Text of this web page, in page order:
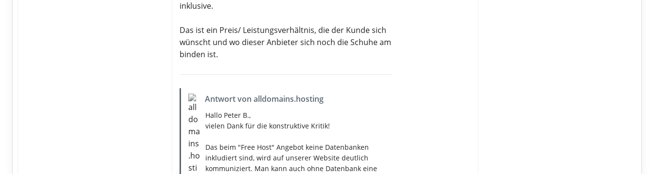
inklusive.
Das ist ein Preis/ Leistungsverhältnis, die der Kunde sich
wünscht und wo dieser Anbieter sich noch die Schuhe am
binden ist.
Antwort von alldomains.hosting
Hallo Peter B.,
vielen Dank für die konstruktive Kritik!
Das beim "Free Host" Angebot keine Datenbanken
inkludiert sind, wird auf unserer Website deutlich
kommuniziert. Man kann auch ohne Datenbank eine